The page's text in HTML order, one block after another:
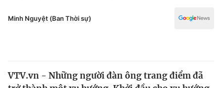
Y tế
Minh Nguyệt (Ban Thời sự)
VTV.vn - Những người đàn ông trang điểm đã